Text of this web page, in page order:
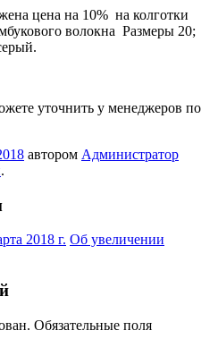
цена на 10% на колготки
волокна Размеры 20;
уточнить у менеджеров по
автором Администратор
.
2018 г. Об увеличении
Обязательные поля